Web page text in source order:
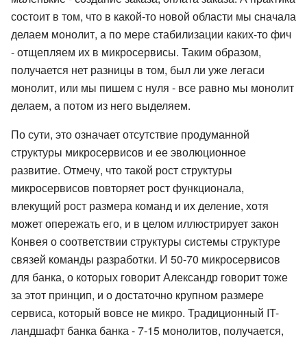
состоит в том, что в какой-то новой области мы сначала
делаем монолит, а по мере стабилизации каких-то фич
- отщепляем их в микросервисы. Таким образом,
получается нет разницы в том, был ли уже легаси
монолит, или мы пишем с нуля - все равно мы монолит
делаем, а потом из него выделяем.
По сути, это означает отсутствие продуманной
структуры микросервисов и ее эволюционное
развитие. Отмечу, что такой рост структуры
микросервисов повторяет рост функционала,
влекущий рост размера команд и их деление, хотя
может опережать его, и в целом иллюстрирует закон
Конвея о соответствии структуры системы структуре
связей команды разработки. И 50-70 микросервисов
для банка, о которых говорит Александр говорит тоже
за этот принцип, и о достаточно крупном размере
сервиса, который вовсе не микро. Традиционный IT-
ландшафт банка банка - 7-15 монолитов, получается,